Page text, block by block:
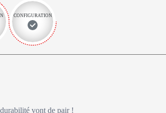
CONFIGURATION
vont de pair !